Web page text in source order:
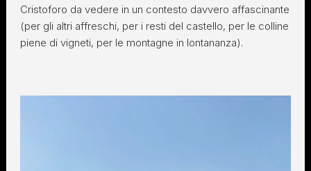
Cristoforo da vedere in un contesto davvero affascinante
(per gli altri affreschi, per i resti del castello, per le colline
piene di vigneti, per le montagne in lontananza).